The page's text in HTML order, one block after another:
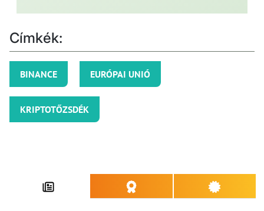
Címkék:
BINANCE EURÓPAI UNIÓ
KRIPTOTŐZSDÉK